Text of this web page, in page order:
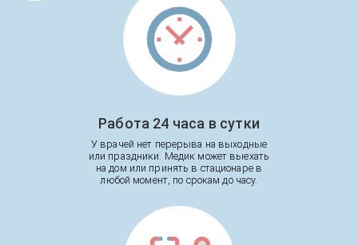
Работа 24 часа в сутки
У врачей нет перерыва на выходные
или праздники. Медик может выехать
на дом или принять в стационаре в
любой момент, по срокам до часу.